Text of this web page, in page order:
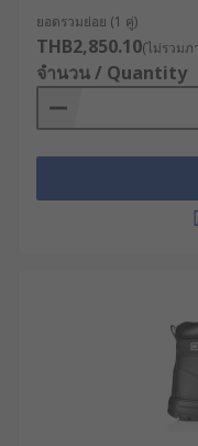
แวดล้อมการทำง
กับกระแสไฟฟ้า
แผ่นป้องกันกระดู
ตั้งอยู่ด้านนอกหรื
ปกป้องบริเวณหลั
กระแทกอย่างรุน
ทับ ซึ่งเป็นความ
งานโครงสร้างเ
พื้นรองเท้าชั้นกล
คมที่อาจทิ่มทะลุ
คุณสมบัติที่จำเป็
ก่อสร้างหรือพื้นที่
ยอดรวมย่อย (1 คู่)
THB2,850.10(ไม่รวม
จำนวน / Quantity